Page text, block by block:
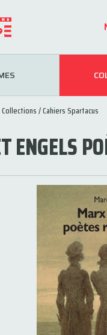
Collections/Cahiers Spartacus
ENGELS